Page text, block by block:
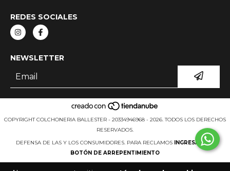
REDES SOCIALES
NEWSLETTER
COPYRIGHT COLCHONERIA BALLESTER - 20334946968 - 2026. TODOS LOS DERECHOS
RESERVADOS.
DEFENSA DE LAS Y LOS CONSUMIDORES. PARA RECLAMOS INGRESÁ ACÁ.
BOTÓN DE ARREPENTIMIENTO